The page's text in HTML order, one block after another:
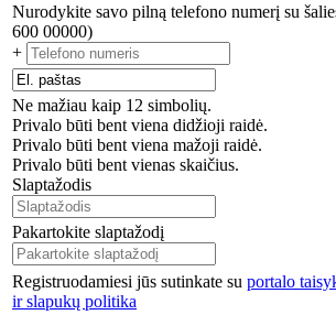
Nurodykite savo pilną telefono numerį su
600 00000)
+
Ne mažiau kaip 12 simbolių.
Privalo būti bent viena didžioji raidė.
Privalo būti bent viena mažoji raidė.
Privalo būti bent vienas skaičius.
Slaptažodis
Pakartokite slaptažodį
Registruodamiesi jūs sutinkate su portalo
ir slapukų politika